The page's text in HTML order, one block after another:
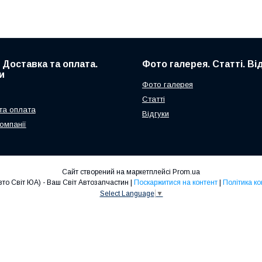
та оплата.
оплата
Фото галерея. Статті.
Фото галерея
Статті
Відгуки
Сайт створений на маркетплейсі Prom.ua
Поскаржитися на контент
Політика
Select Language ▼